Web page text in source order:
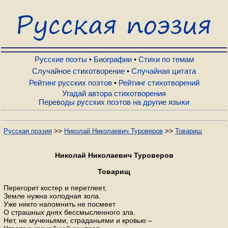
Русские поэты
Биографии
Стихи по темам
Случайное стихотворение
Рейтинг русских поэтов
Рейтинг стихотворений
Русские поэты • Биографии• Стихи по темам
Случайное стихотворение • Случайная цитата
Рейтинг русских поэтов• Рейтинг стихотворений
Угадай автора стихотворения
Переводы русских поэтов на другие языки
Русская поэзия >> Николай Николаевич Туроверов >> Товарищ
Николай Николаевич Туроверов
Товарищ
Перегорит костер и перетлеет,
Земле нужна холодная зола.
Уже никто напомнить не посмеет
О страшных днях бессмысленного зла.
Нет, не мученьями, страданьями и кровью –